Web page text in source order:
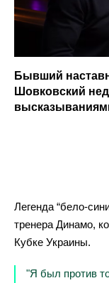
Бывший
Шовковский
Легенда “бело-
тренера Динамо,
Кубке Украины.
"Я был против